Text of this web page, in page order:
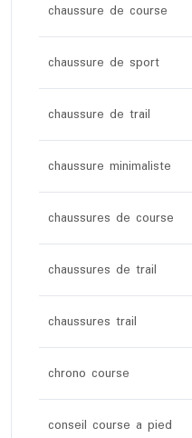
chaussure de course
chaussure de sport
chaussure de trail
chaussure minimaliste
chaussures de course
chaussures de trail
chaussures trail
chrono course
conseil course a pied